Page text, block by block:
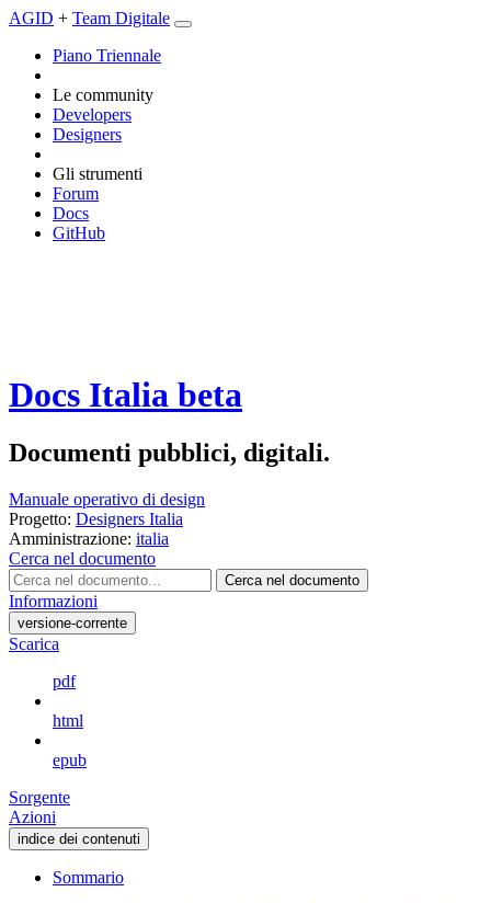
AGID + Team Digitale
Piano Triennale
Le community
Developers
Designers
Gli strumenti
Forum
Docs
GitHub
Docs Italia beta
Documenti pubblici, digitali.
Manuale operativo di design
Progetto: Designers Italia
Amministrazione: italia
Cerca nel documento
Cerca nel documento
Informazioni
versione-corrente
Scarica
pdf
html
epub
Sorgente
Azioni
indice dei contenuti
Sommario